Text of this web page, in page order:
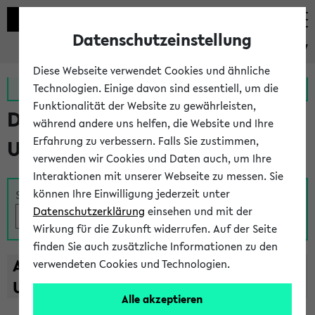
eKVV
Zur MeineUni App Zum MeineUni Portal
Das Lehrangebot der
Universität Bielefeld
Suche
A B C D E F G H I J K L M N O
U
V W X Y
Z
Datenschutzeinstellung
Diese Webseite verwendet Cookies und ähnliche
Technologien. Einige davon sind essentiell, um die
Funktionalität der Website zu gewährleisten,
während andere uns helfen, die Website und Ihre
Erfahrung zu verbessern. Falls Sie zustimmen,
verwenden wir Cookies und Daten auch, um Ihre
Interaktionen mit unserer Webseite zu messen. Sie
können Ihre Einwilligung jederzeit unter
Datenschutzerklärung einsehen und mit der
Wirkung für die Zukunft widerrufen. Auf der Seite
finden Sie auch zusätzliche Informationen zu den
verwendeten Cookies und Technologien.
Alle akzeptieren